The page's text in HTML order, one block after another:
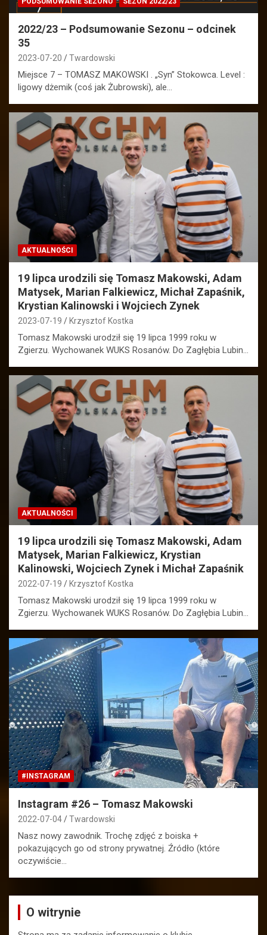
2022/23 – Podsumowanie Sezonu – odcinek
35
2023-07-20 Twardowski
Miejsce 7 – TOMASZ MAKOWSKI . „Syn” Stokowca. Level :
ligowy dżemik (coś jak Żubrowski), ale…
AKTUALNOŚCI
19 lipca urodzili się Tomasz Makowski, Adam
Matysek, Marian Falkiewicz, Michał Zapaśnik,
Krystian Kalinowski i Wojciech Zynek
2023-07-19 Krzysztof Kostka
Tomasz Makowski urodził się 19 lipca 1999 roku w
Zgierzu. Wychowanek WUKS Rosanów. Do Zagłębia Lubin…
AKTUALNOŚCI
19 lipca urodzili się Tomasz Makowski, Adam
Matysek, Marian Falkiewicz, Krystian
Kalinowski, Wojciech Zynek i Michał Zapaśnik
2022-07-19 Krzysztof Kostka
Tomasz Makowski urodził się 19 lipca 1999 roku w
Zgierzu. Wychowanek WUKS Rosanów. Do Zagłębia Lubin…
#INSTAGRAM
Instagram #26 – Tomasz Makowski
2022-07-04 Twardowski
Nasz nowy zawodnik. Trochę zdjęć z boiska +
pokazujących go od strony prywatnej. Źródło (które
oczywiście…
O witrynie